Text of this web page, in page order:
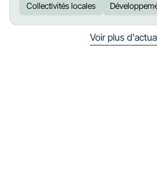
Collectivités locales
Voir plus